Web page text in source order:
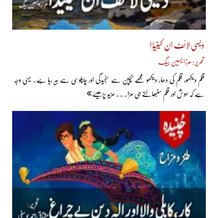
دیسی لائف ان کینیڈا
تحریر : مرزا یٰسین بیگ
قلم دیکھو، قلم کی دھار دیکھو مجھے بچپن سے سنجیدگی اور چاپلوسی سے بیر رہا ہے۔ یہی وجہ
ہے کہ ہوش اور قلم سنبھالتے ہی مزا... مزید پڑھیئے